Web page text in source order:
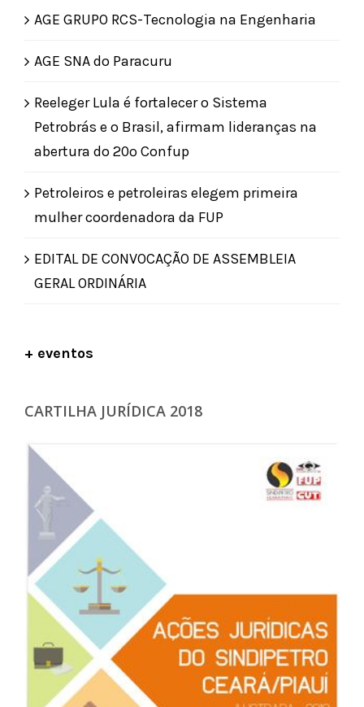
AGE GRUPO RCS-Tecnologia na Engenharia
AGE SNA do Paracuru
Reeleger Lula é fortalecer o Sistema
Petrobrás e o Brasil, afirmam lideranças na
abertura do 20º Confup
Petroleiros e petroleiras elegem primeira
mulher coordenadora da FUP
EDITAL DE CONVOCAÇÃO DE ASSEMBLEIA
GERAL ORDINÁRIA
+ eventos
CARTILHA JURÍDICA 2018